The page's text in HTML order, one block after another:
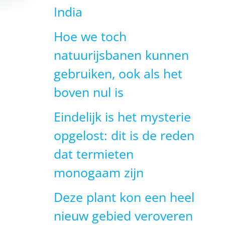
India
Hoe we toch
natuurijsbanen kunnen
gebruiken, ook als het
boven nul is
Eindelijk is het mysterie
opgelost: dit is de reden
dat termieten
monogaam zijn
Deze plant kon een heel
nieuw gebied veroveren